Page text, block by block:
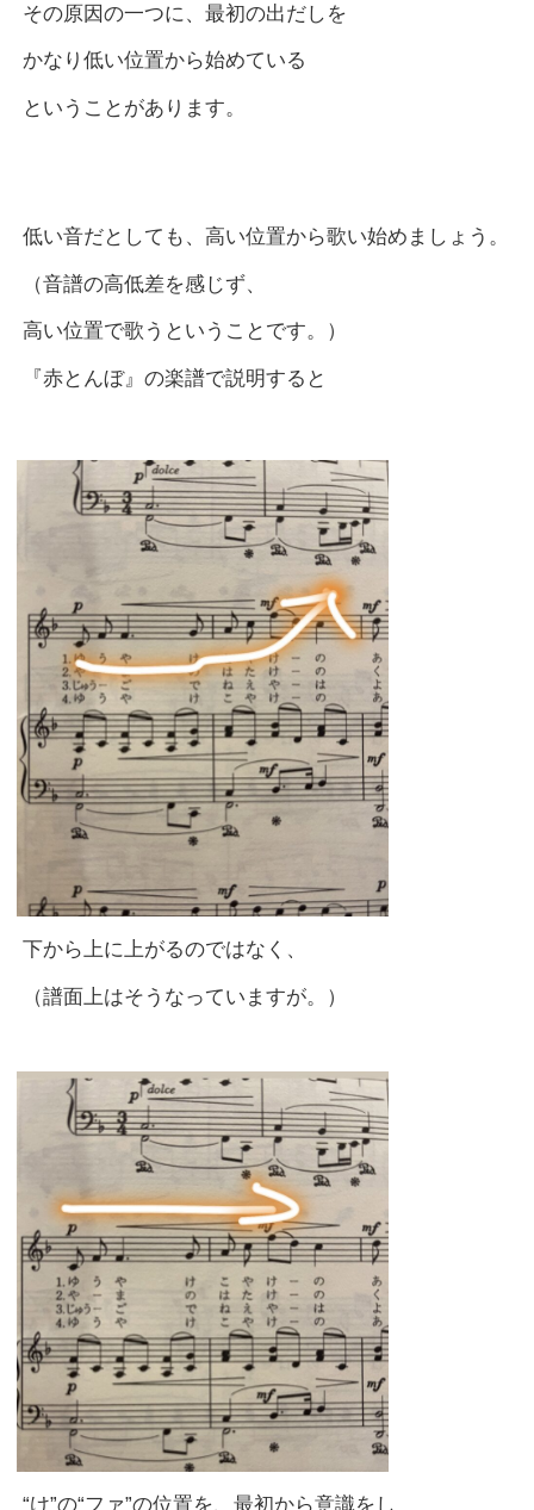
その原因の一つに、最初の出だしを
かなり低い位置から始めている
ということがあります。
低い音だとしても、高い位置から歌い始めましょう。
（音譜の高低差を感じず、
高い位置で歌うということです。）
『赤とんぼ』の楽譜で説明すると
下から上に上がるのではなく、
（譜面上はそうなっていますが。）
“け”の“ファ”の位置を、最初から意識をし